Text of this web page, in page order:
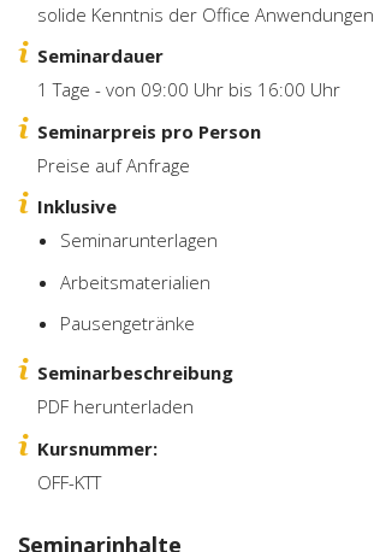
solide Kenntnis der Office Anwendungen
Seminardauer
1 Tage - von 09:00 Uhr bis 16:00 Uhr
Seminarpreis pro Person
Preise auf Anfrage
Inklusive
Seminarunterlagen
Arbeitsmaterialien
Pausengetränke
Seminarbeschreibung
PDF herunterladen
Kursnummer:
OFF-KTT
Seminarinhalte